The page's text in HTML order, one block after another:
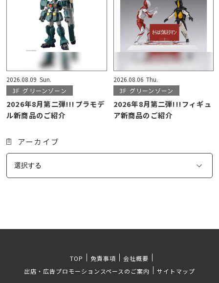
2026.08.09 Sun.
3F グリーンゾーン
2026年8月第二弾!!!プラモデ
ル新商品のご紹介
2026.08.06 Thu.
3F グリーンゾーン
2026年8月第二弾!!!フィギュ
ア新商品のご紹介
アーカイブ
TOP 免責事項
会社概要
出店・広告プロモーションスペースのご案内
サイトマップ